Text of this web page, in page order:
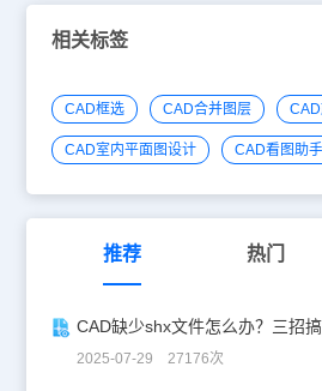
入。如下图所示： 在浩辰CAD软件中除了
捷键来输入单行文字外，还可以在工具栏
字命令来输入单行文字。工具栏：【常用
教程小编给大家整理介绍了浩辰CAD软件
使用技巧以及输入单行文字的操作技巧，
程的介绍对于浩辰CAD软件中的CAD单行
字都有所了解了，更多相关CAD教程可以
相关标签
CAD框选 CAD合并图层
CAD室内平面图设计 CAD看图助手
推荐 热门
2025-07-29 27176次